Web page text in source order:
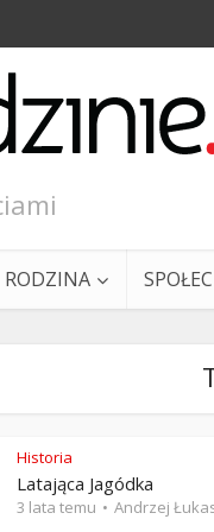
RODZINA
Historia
Latająca Jagódka
3 lata temu Andrzej